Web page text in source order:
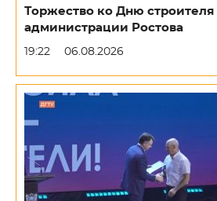
Торжество ко Дню строителя
администрации Ростова
19:22 06.08.2026